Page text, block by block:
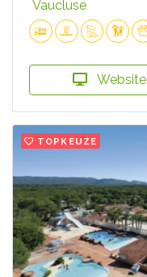
Vaucluse
Website
TOPKEUZE